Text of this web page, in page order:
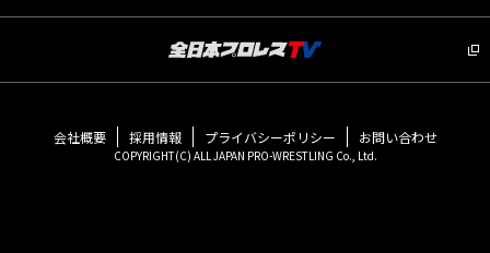
会社概要 採用情報 プライバシーポリシー お問い合わせ
COPYRIGHT(C) ALL JAPAN PRO-WRESTLING Co., Ltd.